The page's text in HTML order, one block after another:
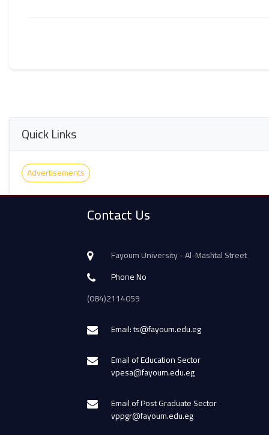
Quick Links
Advertisements
Contact Us
Fayoum University - Al-Mashtal Street
Phone No
(084)2114059
Email: ts@fayoum.edu.eg
Email of Education Sector
vpesa@fayoum.edu.eg
Email of Post Graduate Sector
vppgr@fayoum.edu.eg